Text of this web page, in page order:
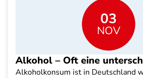
03
NOV
Alkohol – Oft eine
Alkoholkonsum ist in Deutschland